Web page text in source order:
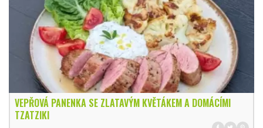
VEPŘOVÁ PANENKA SE ZLATAVÝM KVĚTÁKEM A DOMÁCÍMI
TZATZIKI